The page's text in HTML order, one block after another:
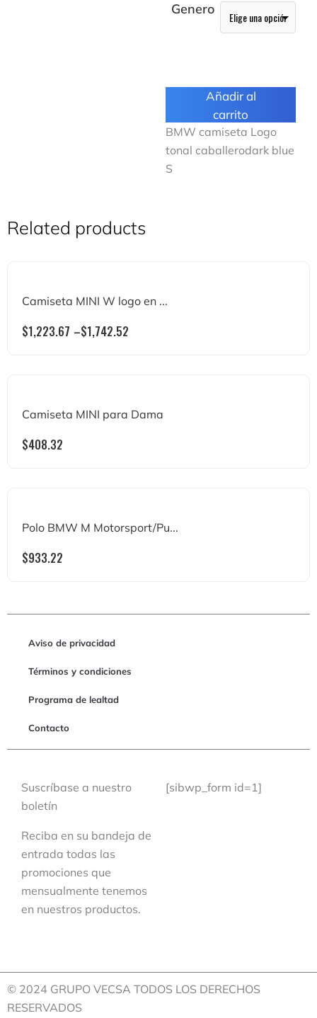
Genero
Añadir al
carrito
BMW camiseta Logo
tonal caballerodark blue
S
Related products
Camiseta MINI W logo en ...
$1,223.67 –$1,742.52
Camiseta MINI para Dama
$408.32
Polo BMW M Motorsport/Pu...
$933.22
Aviso de privacidad
Términos y condiciones
Programa de lealtad
Contacto
Suscríbase a nuestro
boletín
Reciba en su bandeja de
entrada todas las
promociones que
mensualmente tenemos
en nuestros productos.
[sibwp_form id=1]
© 2024 GRUPO VECSA TODOS LOS DERECHOS
RESERVADOS